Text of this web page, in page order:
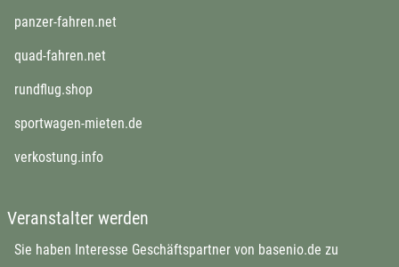
panzer-fahren.net
quad-fahren.net
rundflug.shop
sportwagen-mieten.de
verkostung.infoöffnet in neuem Fenster
Veranstalter werden
Sie haben Interesse Geschäftspartner von basenio.de zu